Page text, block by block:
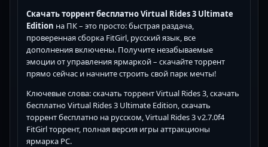
Скачать торрент бесплатно Virtual Rides 3 Ultimate
Edition на ПК – это просто: быстрая раздача,
проверенная сборка FitGirl, русский язык, все
дополнения включены. Получите незабываемые
эмоции от управления ярмаркой – скачайте торрент
прямо сейчас и начните строить свой парк мечты!
Ключевые слова: скачать торрент Virtual Rides 3, скачать
бесплатно Virtual Rides 3 Ultimate Edition, скачать
торрент бесплатно на русском, Virtual Rides 3 v2.7.0f4
FitGirl торрент, полная версия игры аттракционы
ярмарка PC.